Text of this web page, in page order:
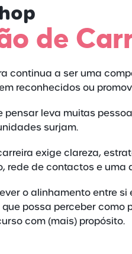
de
continua a ser uma
reconhecidos ou
pensar leva muitas
surjam.
exige clareza,
rede de contactos e uma
o alinhamento entre
possa perceber
com (mais) propósito.